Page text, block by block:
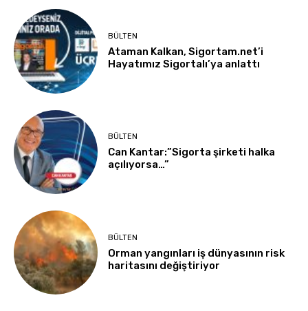
BÜLTEN
Ataman Kalkan, Sigortam.net’i
Hayatımız Sigortalı’ya anlattı
BÜLTEN
Can Kantar:”Sigorta şirketi halka
açılıyorsa…”
BÜLTEN
Orman yangınları iş dünyasının risk
haritasını değiştiriyor